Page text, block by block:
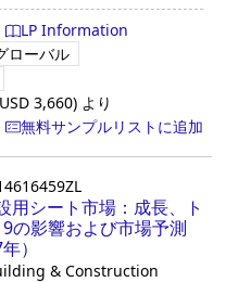
LP Information
ローバル
3,660) より
無料サンプルリストに追加
用シート市場：成長、ト
の影響および市場予測
）
& Construction